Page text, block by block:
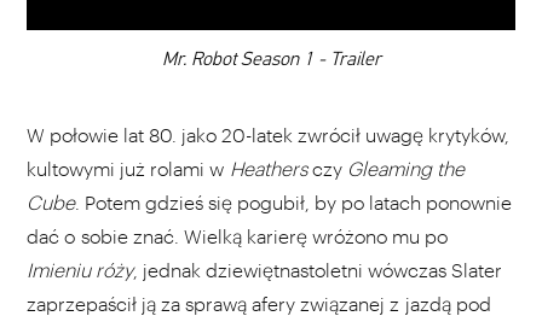
Mr. Robot Season 1 - Trailer
W połowie lat 80. jako 20-latek zwrócił uwagę krytyków,
kultowymi już rolami w Heathersczy Gleaming the
Cube. Potem gdzieś się pogubił, by po latach ponownie
dać o sobie znać. Wielką karierę wróżono mu po
Imieniu róży, jednak dziewiętnastoletni wówczas Slater
zaprzepaścił ją za sprawą afery związanej z jazdą pod